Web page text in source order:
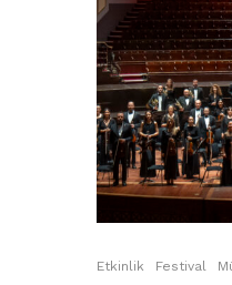
Etkinlik Festival